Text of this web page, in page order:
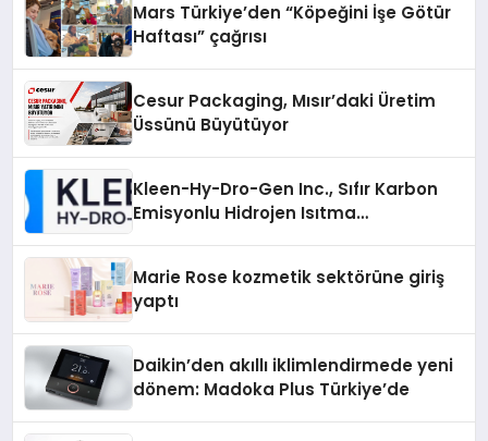
Mars Türkiye’den “Köpeğini İşe Götür
Haftası” çağrısı
Cesur Packaging, Mısır’daki Üretim
Üssünü Büyütüyor
Kleen-Hy-Dro-Gen Inc., Sıfır Karbon
Emisyonlu Hidrojen Isıtma
Marie Rose kozmetik sektörüne giriş
yaptı
Daikin’den akıllı iklimlendirmede yeni
dönem: Madoka Plus Türkiye’de